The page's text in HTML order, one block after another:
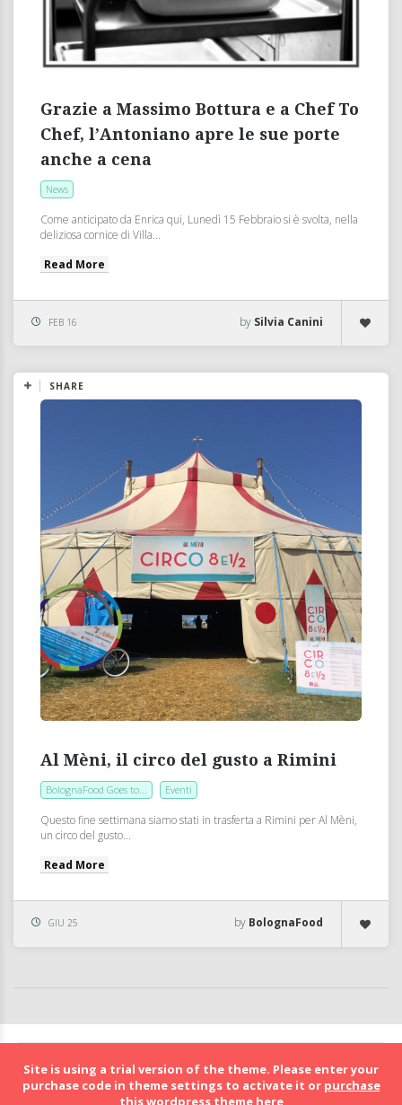
Grazie a Massimo Bottura e a Chef To
Chef, l’Antoniano apre le sue porte
anche a cena
News
Come anticipato da Enrica qui, Lunedì 15 Febbraio si è svolta, nella
deliziosa cornice di Villa...
Read More
FEB 16 by Silvia Canini
SHARE
Al Mèni, il circo del gusto a Rimini
BolognaFood Goes to... Eventi
Questo fine settimana siamo stati in trasferta a Rimini per Al Mèni,
un circo del gusto...
Read More
GIU 25 by BolognaFood
Site is using a trial version of the theme. Please enter your
purchase code in theme settings to activate it or purchase
this wordpress theme here